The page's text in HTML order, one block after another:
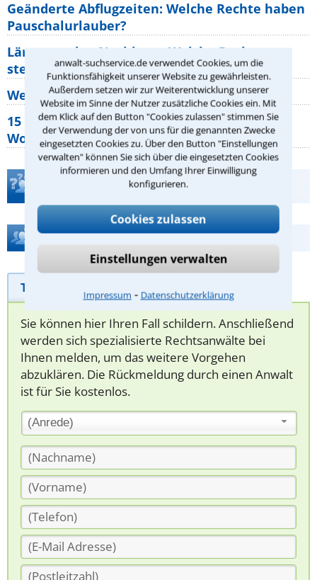
anwalt-suchservice.de verwendet Cookies, um die
Funktionsfähigkeit unserer Website zu gewährleisten.
Außerdem setzen wir zur Weiterentwicklung unserer
Website im Sinne der Nutzer zusätzliche Cookies ein. Mit
dem Klick auf den Button "Cookies zulassen" stimmen Sie
der Verwendung der von uns für die genannten Zwecke
eingesetzten Cookies zu. Über den Button "Einstellungen
verwalten" können Sie sich über die eingesetzten Cookies
informieren und den Umfang Ihrer Einwilligung
konfigurieren.
Cookies zulassen
Einstellungen verwalten
Impressum ⁃ Datenschutzerklärung
Geänderte Abflugzeiten: Welche Rechte haben
Pauschalurlauber?
Lärm von den Nachbarn: Welche Rechte
stehen mir zu?
Wer muss Zweitwohnungssteuer zahlen?
15 elementare Rechte, die jeder
Wohnungseigentümer kennen sollte
Teste Dein Rechtswissen
Hilfe bei Ihrer Anwaltsuche?
Telefonhilfe Beratungsanfrage
Sie können hier Ihren Fall schildern. Anschließend
werden sich spezialisierte Rechtsanwälte bei
Ihnen melden, um das weitere Vorgehen
abzuklären. Die Rückmeldung durch einen Anwalt
ist für Sie kostenlos.
(Anrede)